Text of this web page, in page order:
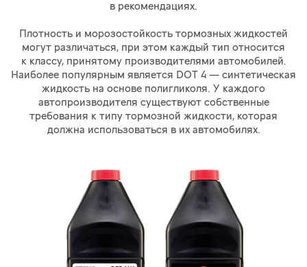
в рекомендациях.
Плотность и морозостойкость тормозных жидкостей
могут различаться, при этом каждый тип относится
к классу, принятому производителями автомобилей.
Наиболее популярным является DOT 4 — синтетическая
жидкость на основе полигликоля. У каждого
автопроизводителя существуют собственные
требования к типу тормозной жидкости, которая
должна использоваться в их автомобилях.